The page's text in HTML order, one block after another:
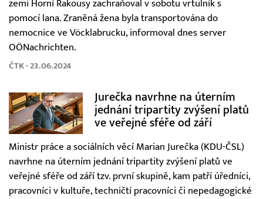
zemi Horní Rakousy zachraňoval v sobotu vrtulník s
pomocí lana. Zraněná žena byla transportována do
nemocnice ve Vöcklabrucku, informoval dnes server
OÖNachrichten.
ČTK - 23.06.2024
Jurečka navrhne na úterním
jednání tripartity zvýšení platů
ve veřejné sféře od září
Ministr práce a sociálních věcí Marian Jurečka (KDU-ČSL)
navrhne na úterním jednání tripartity zvýšení platů ve
veřejné sféře od září tzv. první skupině, kam patří úředníci,
pracovníci v kultuře, techničtí pracovníci či nepedagogické